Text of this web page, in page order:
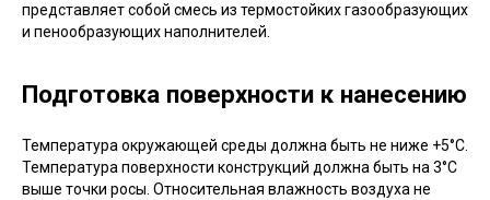
представляет собой смесь из термостойких газообразующих
и пенообразующих наполнителей.
Подготовка поверхности к нанесению
Температура окружающей среды должна быть не ниже +5°С.
Температура поверхности конструкций должна быть на 3°С
выше точки росы. Относительная влажность воздуха не